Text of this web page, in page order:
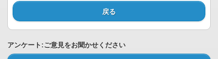
戻る
アンケート:ご意見をお聞かせください